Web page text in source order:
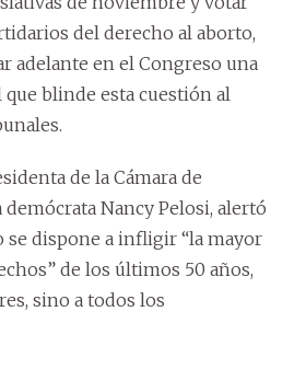
del derecho al aborto,
adelante en el Congreso una
blinde esta cuestión al
de la Cámara de
demócrata Nancy Pelosi, alertó
se dispone a infligir “la mayor
de los últimos 50 años,
sino a todos los